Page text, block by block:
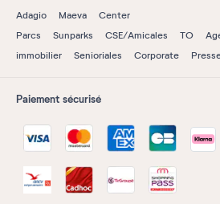
Adagio Maeva
Center
Parcs
Sunparks CSE/Amicales TO
immobilier
Senioriales Corporate
Paiement sécurisé